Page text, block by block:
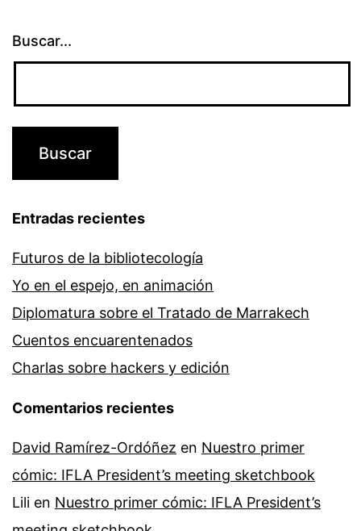
Buscar...
Entradas recientes
Futuros de la bibliotecología
Yo en el espejo, en animación
Diplomatura sobre el Tratado de Marrakech
Cuentos encuarentenados
Charlas sobre hackers y edición
Comentarios recientes
David Ramírez-Ordóñez en Nuestro primer
cómic: IFLA President’s meeting sketchbook
Lili en Nuestro primer cómic: IFLA President’s